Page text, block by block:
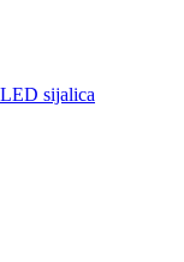
sijalica